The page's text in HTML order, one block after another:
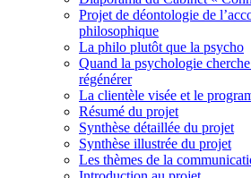
Projet de déontologie de
philosophique
La philo plutôt que la psycho
Quand la psychologie
régénérer
La clientèle visée et le
Résumé du projet
Synthèse détaillée du projet
Synthèse illustrée du projet
Les thèmes de la